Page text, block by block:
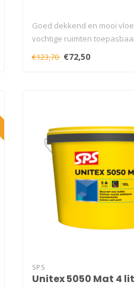
Goed dekkend en mooi
vochtige ruimten
€123,70 €72,50
SPS
Unitex 5050 Mat 4